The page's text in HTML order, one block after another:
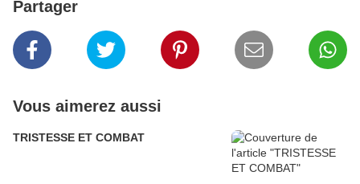
Partager
Vous aimerez aussi
TRISTESSE ET COMBAT